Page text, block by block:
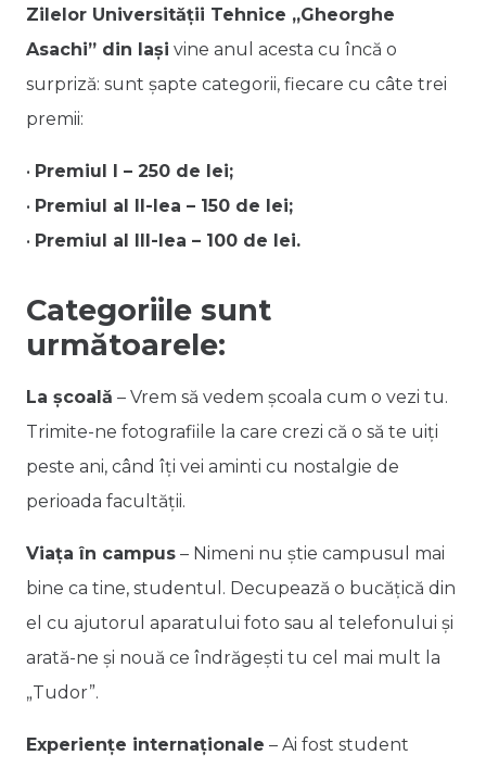
Zilelor Universității Tehnice „Gheorghe
Asachi” din Iași vine anul acesta cu încă o
surpriză: sunt șapte categorii, fiecare cu câte trei
premii:
• Premiul I – 250 de lei;
• Premiul al II-lea – 150 de lei;
• Premiul al III-lea – 100 de lei.
Categoriile sunt
următoarele:
La școală – Vrem să vedem școala cum o vezi tu.
Trimite-ne fotografiile la care crezi că o să te uiți
peste ani, când îți vei aminti cu nostalgie de
perioada facultății.
Viața în campus – Nimeni nu știe campusul mai
bine ca tine, studentul. Decupează o bucățică din
el cu ajutorul aparatului foto sau al telefonului și
arată-ne și nouă ce îndrăgești tu cel mai mult la
„Tudor”.
Experiențe internaționale – Ai fost student